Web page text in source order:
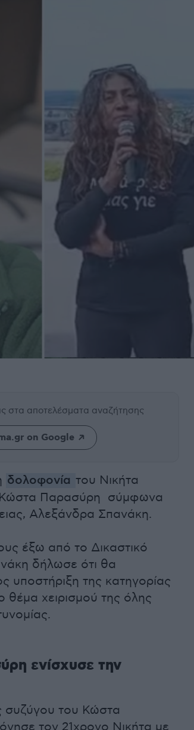
στα αποτελέσματα αναζήτησης
on Google
δολοφονία του Νικήτα
Κώστα Παρασύρη σύμφωνα
Αλεξάνδρα Σπανάκη.
έξω από το Δικαστικό
δήλωσε ότι θα
της κατηγορίας
θέμα χειρισμού της όλης
ενίσχυσε την
συζύγου του Κώστα
τον 21χρονο Νικήτα με